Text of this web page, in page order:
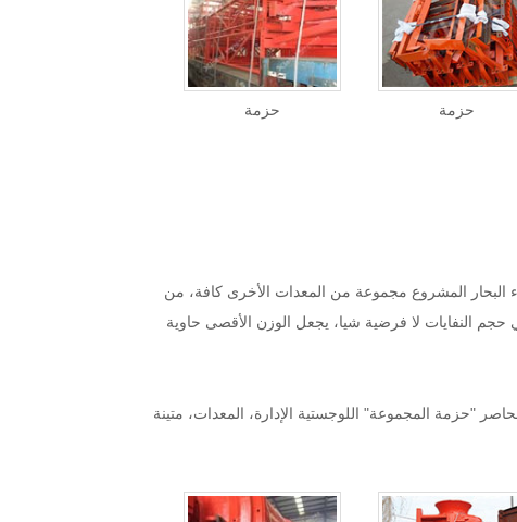
حزمة حزمة
البحار المشروع مجموعة من المعدات الأخرى كافة، من
في حجم النفايات لا فرضية شيا، يجعل الوزن الأقصى حاوية
"حزمة المجموعة" اللوجستية الإدارة، المعدات، متينة